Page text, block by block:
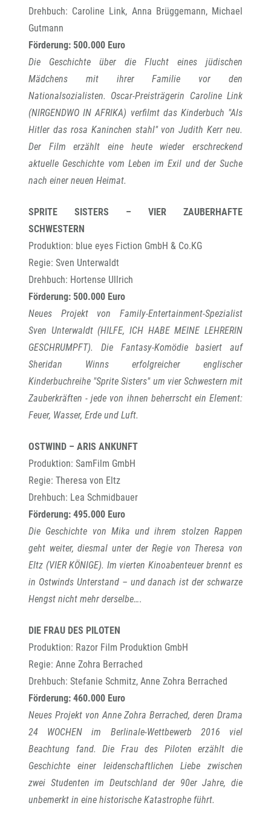
Drehbuch: Caroline Link, Anna Brüggemann, Michael
Gutmann
Förderung: 500.000 Euro
Die Geschichte über die Flucht eines jüdischen
Mädchens mit ihrer Familie vor den
Nationalsozialisten. Oscar-Preisträgerin Caroline Link
(NIRGENDWO IN AFRIKA) verfilmt das Kinderbuch "Als
Hitler das rosa Kaninchen stahl" von Judith Kerr neu.
Der Film erzählt eine heute wieder erschreckend
aktuelle Geschichte vom Leben im Exil und der Suche
nach einer neuen Heimat.
SPRITE SISTERS – VIER ZAUBERHAFTE
SCHWESTERN
Produktion: blue eyes Fiction GmbH & Co.KG
Regie: Sven Unterwaldt
Drehbuch: Hortense Ullrich
Förderung: 500.000 Euro
Neues Projekt von Family-Entertainment-Spezialist
Sven Unterwaldt (HILFE, ICH HABE MEINE LEHRERIN
GESCHRUMPFT). Die Fantasy-Komödie basiert auf
Sheridan Winns erfolgreicher englischer
Kinderbuchreihe "Sprite Sisters" um vier Schwestern mit
Zauberkräften - jede von ihnen beherrscht ein Element:
Feuer, Wasser, Erde und Luft.
OSTWIND – ARIS ANKUNFT
Produktion: SamFilm GmbH
Regie: Theresa von Eltz
Drehbuch: Lea Schmidbauer
Förderung: 495.000 Euro
Die Geschichte von Mika und ihrem stolzen Rappen
geht weiter, diesmal unter der Regie von Theresa von
Eltz (VIER KÖNIGE). Im vierten Kinoabenteuer brennt es
in Ostwinds Unterstand – und danach ist der schwarze
Hengst nicht mehr derselbe….
DIE FRAU DES PILOTEN
Produktion: Razor Film Produktion GmbH
Regie: Anne Zohra Berrached
Drehbuch: Stefanie Schmitz, Anne Zohra Berrached
Förderung: 460.000 Euro
Neues Projekt von Anne Zohra Berrached, deren Drama
24 WOCHEN im Berlinale-Wettbewerb 2016 viel
Beachtung fand. Die Frau des Piloten erzählt die
Geschichte einer leidenschaftlichen Liebe zwischen
zwei Studenten im Deutschland der 90er Jahre, die
unbemerkt in eine historische Katastrophe führt.